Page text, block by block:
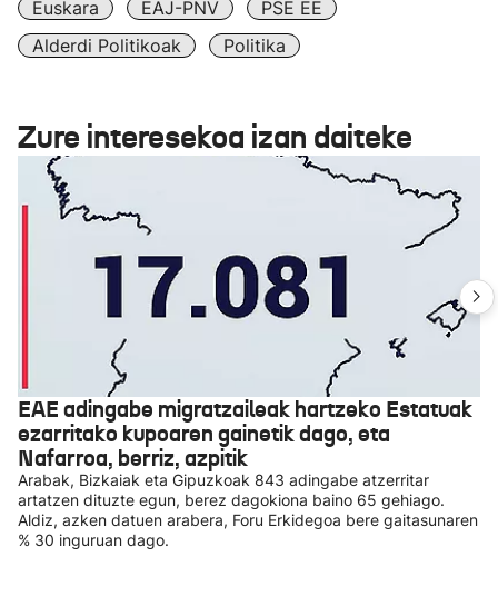
Euskara EAJ-PNV
PSE EE
Alderdi Politikoak
Politika
Zure interesekoa izan daiteke
EAE adingabe migratzaileak hartzeko Estatuak
ezarritako kupoaren gainetik dago, eta
Nafarroa, berriz, azpitik
Arabak, Bizkaiak eta Gipuzkoak 843 adingabe atzerritar
artatzen dituzte egun, berez dagokiona baino 65 gehiago.
Aldiz, azken datuen arabera, Foru Erkidegoa bere gaitasunaren
% 30 inguruan dago.